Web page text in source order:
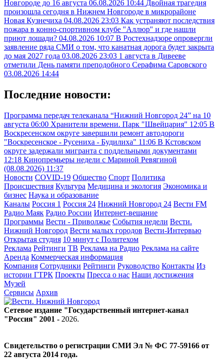
Новгороде до 16 августа 06.08.2026 10:44 Двойная трагедия
произошла сегодня в Нижнем Новгороде в микрорайоне
Новая Кузнечиха 04.08.2026 23:03 Как устраняют последствия
пожара в конно-спортивном клубе "Аллюр" и где нашли
приют лошади? 04.08.2026 10:07 В Ростехнадзоре опровергли
заявление ряда СМИ о том, что канатная дорога будет закрыта
до мая 2027 года 03.08.2026 23:03 1 августа в Дивееве
отметили День памяти преподобного Серафима Саровского
03.08.2026 14:44
Последние новости:
Программа передач телеканала “Нижний Новгород 24” на 10
августа 06:00 Хранители времени. Парк "Швейцария" 12:05 В
Воскресенском округе завершили ремонт автодороги
"Воскресенское - Русениха - Будилиха" 11:06 В Кстовском
округе задержали мигранта с поддельными документами
12:18 Кинопремьеры недели с Мариной Ревягиной
(08.08.2026) 11:37
Новости COVID-19 Общество Спорт Политика
Происшествия Культура Медицина и экология Экономика и
бизнес Наука и образование
Каналы Россия 1 Россия 24 Нижний Новгород 24 Вести FM
Радио Маяк Радио России Интернет-вещание
Программы Вести - Приволжье События недели Вести.
Нижний Новгород Вести малых городов Вести-Интервью
Открытая студия 10 минут с Политехом
Реклама Рейтинги ТВ Реклама на Радио Реклама на сайте
Аренда Коммерческая информация
Компания Сотрудники Рейтинги Руководство Контакты Из
истории ГТРК Проекты Пресса о нас Наши достижения
Музей
Сервисы Архив
Сетевое издание "Государственный интернет-канал
"Россия" 2001 - 2026.
Свидетельство о регистрации СМИ Эл № ФС 77-59166 от
22 августа 2014 года.